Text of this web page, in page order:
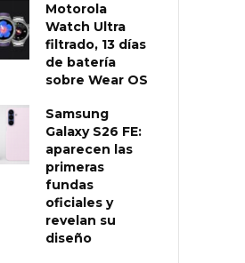
Motorola
Watch Ultra
filtrado, 13 días
de batería
sobre Wear OS
Samsung
Galaxy S26 FE:
aparecen las
primeras
fundas
oficiales y
revelan su
diseño